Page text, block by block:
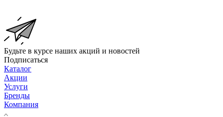
Будьте в курсе наших акций и новостей
Подписаться
Каталог
Акции
Услуги
Бренды
Компания